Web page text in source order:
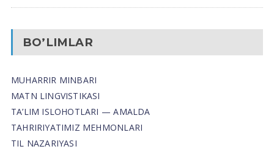
BO’LIMLAR
MUHARRIR MINBARI
MATN LINGVISTIKASI
TA’LIM ISLOHOTLARI — AMALDA
TAHRIRIYATIMIZ MEHMONLARI
TIL NAZARIYASI